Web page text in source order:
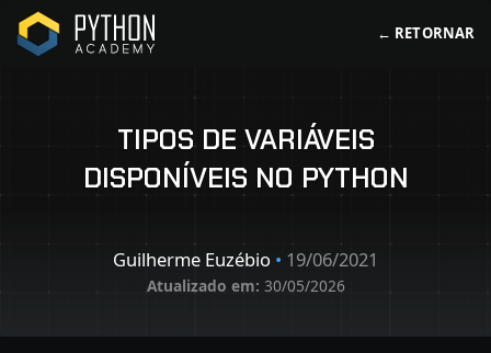
← RETORNAR
TIPOS DE VARIÁVEIS
DISPONÍVEIS NO PYTHON
Guilherme Euzébio • 19/06/2021
Atualizado em: 30/05/2026